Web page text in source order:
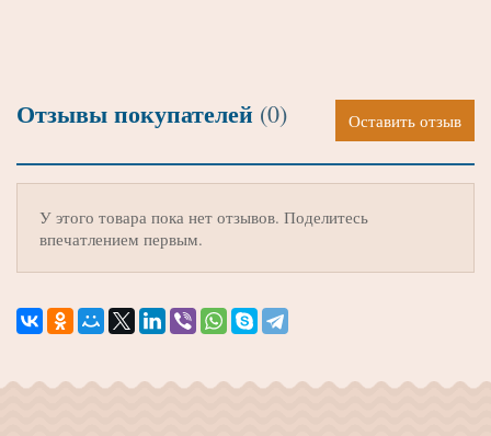
Отзывы покупателей (0) Оставить отзыв
У этого товара пока нет отзывов. Поделитесь
впечатлением первым.